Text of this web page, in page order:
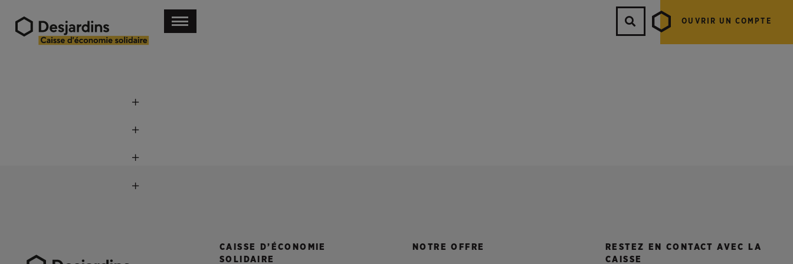
OUVRIR UN COMPTE
CAISSE D’ÉCONOMIE
SOLIDAIRE
NOTRE OFFRE
RESTEZ EN CONTACT AVEC LA
CAISSE